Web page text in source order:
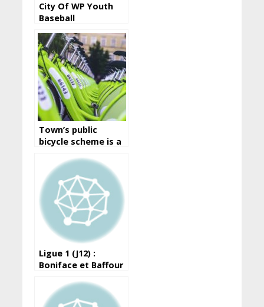
City Of WP Youth
Baseball
Town’s public
bicycle scheme is a
around the city
Ligue 1 (J12) :
Boniface et Baffour
devant les militaires
de l’ASFAG